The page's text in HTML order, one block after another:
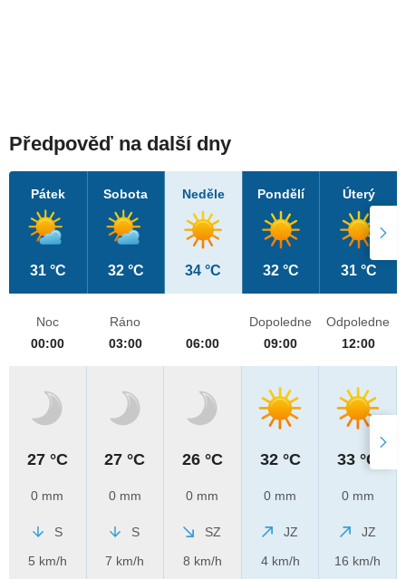
Předpověď na další dny
Pátek
31 °C
Sobota
32 °C
Neděle
34 °C
Pondělí
32 °C
Úterý
31 °C
Noc
00:00
27 °C
0 mm
S
5 km/h
Ráno
03:00
27 °C
0 mm
S
7 km/h
06:00
26 °C
0 mm
SZ
8 km/h
Dopoledne
09:00
32 °C
0 mm
JZ
4 km/h
Odpoledne
12:00
33 °C
0 mm
JZ
16 km/h